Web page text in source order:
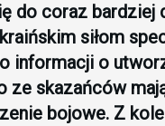
do coraz bardziej
siłom
informacji o
ze skazańców
bojowe. Z